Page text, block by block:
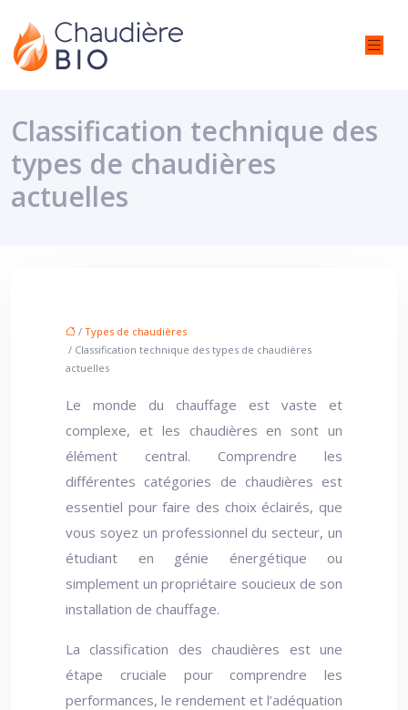
Classification technique des
types de chaudières
actuelles
/ Types de chaudières
/ Classification technique des types de chaudières
actuelles
Le monde du chauffage est vaste et
complexe, et les chaudières en sont un
élément central. Comprendre les
différentes catégories de chaudières est
essentiel pour faire des choix éclairés, que
vous soyez un professionnel du secteur, un
étudiant en génie énergétique ou
simplement un propriétaire soucieux de son
installation de chauffage.
La classification des chaudières est une
étape cruciale pour comprendre les
performances, le rendement et l’adéquation